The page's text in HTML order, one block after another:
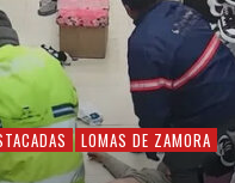
LOMAS DE ZAMORA